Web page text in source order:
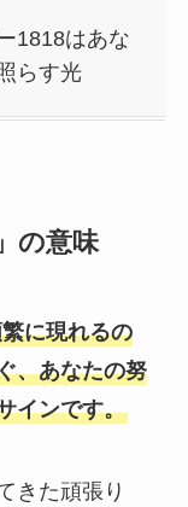
1818はあな
らす光
の意味
に現れるの
、あなたの努
インです。
きた頑張り